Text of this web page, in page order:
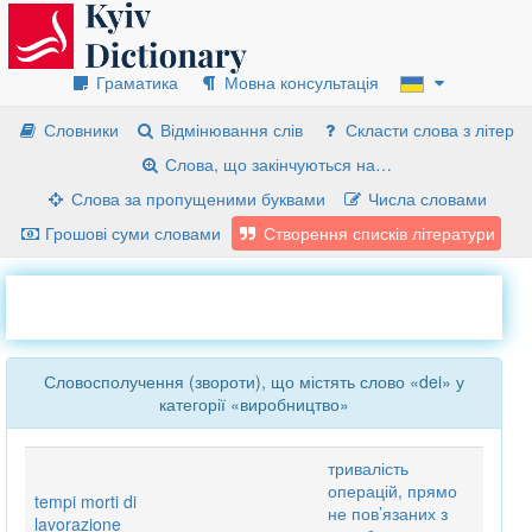
Граматика
Мовна консультація
Словники
Відмінювання слів
Скласти слова з літер
Слова, що закінчуються на…
Слова за пропущеними буквами
Числа словами
Грошові суми словами
Створення списків літератури
Словосполучення (звороти), що містять слово «dei» у
категорії «виробництво»
tempi morti di
lavorazione
тривалість
операцій, прямо
не пов’язаних з